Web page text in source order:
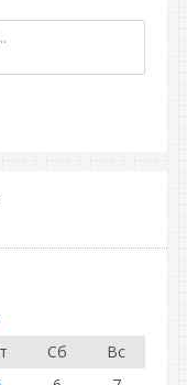
Сб
Вс